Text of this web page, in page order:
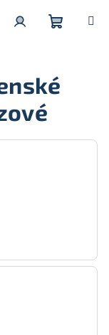
košík